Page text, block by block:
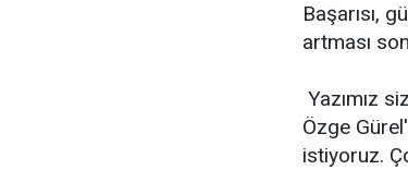
Başarısı,
artması
Yazımız
Özge
istiyoruz.